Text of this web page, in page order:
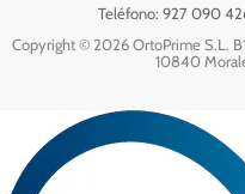
Teléfono: 927 090
Copyright © 2026 OrtoPrime S.L.
10840